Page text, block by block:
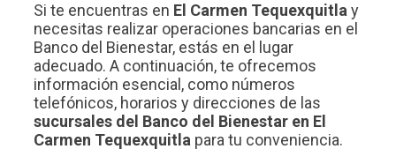
Si te encuentras en El Carmen Tequexquitla y
necesitas realizar operaciones bancarias en el
Banco del Bienestar, estás en el lugar
adecuado. A continuación, te ofrecemos
información esencial, como números
telefónicos, horarios y direcciones de las
sucursales del Banco del Bienestar en El
Carmen Tequexquitla para tu conveniencia.